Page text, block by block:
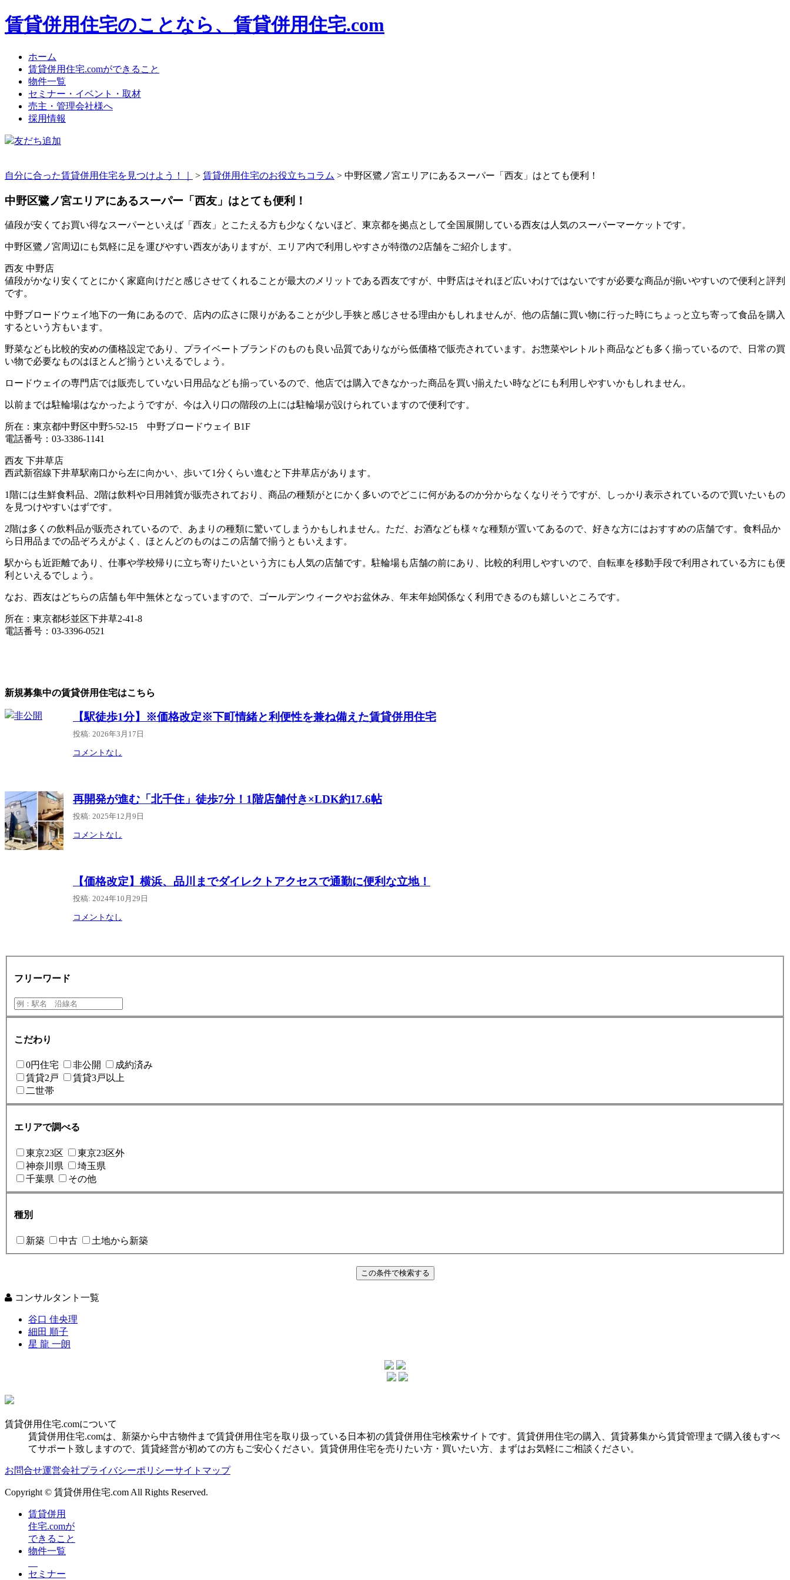
賃貸併用住宅のことなら、賃貸併用住宅.com
ホーム
賃貸併用住宅.comができること
物件一覧
セミナー・イベント・取材
売主・管理会社様へ
採用情報
友だち追加
自分に合った賃貸併用住宅を見つけよう！｜ > 賃貸併用住宅のお役立ちコラム > 中野区鷺ノ宮エリアにあるスーパー「西友」はとても便利！
中野区鷺ノ宮エリアにあるスーパー「西友」はとても便利！
値段が安くてお買い得なスーパーといえば「西友」とこたえる方も少なくないほど、東京都を拠点として全国展開している西友は人気のスーパーマーケットです。
中野区鷺ノ宮周辺にも気軽に足を運びやすい西友がありますが、エリア内で利用しやすさが特徴の2店舗をご紹介します。
西友 中野店
値段がかなり安くてとにかく家庭向けだと感じさせてくれることが最大のメリットである西友ですが、中野店はそれほど広いわけではないですが必要な商品が揃いやすいので便利と評判
です。
中野ブロードウェイ地下の一角にあるので、店内の広さに限りがあることが少し手狭と感じさせる理由かもしれませんが、他の店舗に買い物に行った時にちょっと立ち寄って食品を購入
するという方もいます。
野菜なども比較的安めの価格設定であり、プライベートブランドのものも良い品質でありながら低価格で販売されています。お惣菜やレトルト商品なども多く揃っているので、日常の買
い物で必要なものはほとんど揃うといえるでしょう。
ロードウェイの専門店では販売していない日用品なども揃っているので、他店では購入できなかった商品を買い揃えたい時などにも利用しやすいかもしれません。
以前までは駐輪場はなかったようですが、今は入り口の階段の上には駐輪場が設けられていますので便利です。
所在：東京都中野区中野5-52-15 中野ブロードウェイ B1F
電話番号：03-3386-1141
西友 下井草店
西武新宿線下井草駅南口から左に向かい、歩いて1分くらい進むと下井草店があります。
1階には生鮮食料品、2階は飲料や日用雑貨が販売されており、商品の種類がとにかく多いのでどこに何があるのか分からなくなりそうですが、しっかり表示されているので買いたいもの
を見つけやすいはずです。
2階は多くの飲料品が販売されているので、あまりの種類に驚いてしまうかもしれません。ただ、お酒なども様々な種類が置いてあるので、好きな方にはおすすめの店舗です。食料品か
ら日用品までの品ぞろえがよく、ほとんどのものはこの店舗で揃うともいえます。
駅からも近距離であり、仕事や学校帰りに立ち寄りたいという方にも人気の店舗です。駐輪場も店舗の前にあり、比較的利用しやすいので、自転車を移動手段で利用されている方にも便
利といえるでしょう。
なお、西友はどちらの店舗も年中無休となっていますので、ゴールデンウィークやお盆休み、年末年始関係なく利用できるのも嬉しいところです。
所在：東京都杉並区下井草2-41-8
電話番号：03-3396-0521
新規募集中の賃貸併用住宅はこちら
【駅徒歩1分】※価格改定※下町情緒と利便性を兼ね備えた賃貸併用住宅
投稿: 2026年3月17日
コメントなし
再開発が進む「北千住」徒歩7分！1階店舗付き×LDK約17.6帖
投稿: 2025年12月9日
コメントなし
【価格改定】横浜、品川までダイレクトアクセスで通勤に便利な立地！
投稿: 2024年10月29日
コメントなし
フリーワード
こだわり
0円住宅 非公開
成約済み
賃貸2戸
賃貸3戸以上
二世帯
エリアで調べる
東京23区
東京23区外
神奈川県
埼玉県
千葉県
その他
種別
新築 中古 土地から新築
コンサルタント一覧
谷口 佳央理
細田 順子
星 龍 一朗
賃貸併用住宅.comについて
賃貸併用住宅.comは、新築から中古物件まで賃貸併用住宅を取り扱っている日本初の賃貸併用住宅検索サイトです。賃貸併用住宅の購入、賃貸募集から賃貸管理まで購入後もすべ
てサポート致しますので、賃貸経営が初めての方もご安心ください。賃貸併用住宅を売りたい方・買いたい方、まずはお気軽にご相談ください。
お問合せ運営会社プライバシーポリシーサイトマップ
Copyright © 賃貸併用住宅.com All Rights Reserved.
賃貸併用
住宅.comが
できること
物件一覧
セミナー